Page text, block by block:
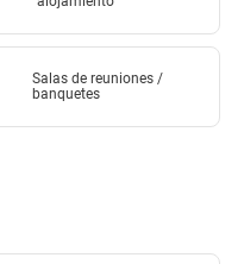
Salas de reuniones /
banquetes